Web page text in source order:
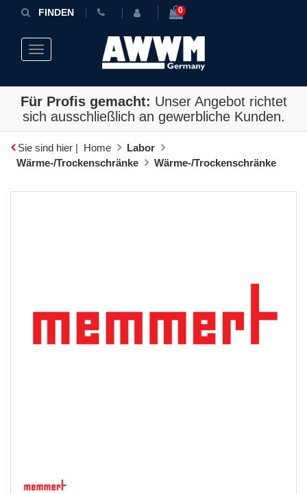
FINDEN 0
Toggle navigation
Für Profis gemacht: Unser Angebot richtet
sich ausschließlich an gewerbliche Kunden.
Sie sind hier | Home
Labor
Wärme-/Trockenschränke
Wärme-/Trockenschränke